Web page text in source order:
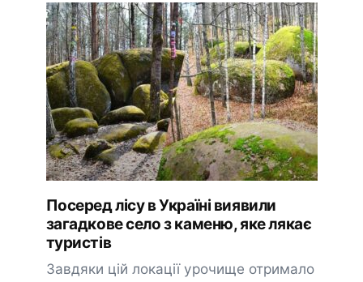
Посеред лісу в Україні виявили
загадкове село з каменю, яке лякає
туристів
Завдяки цій локації урочище отримало